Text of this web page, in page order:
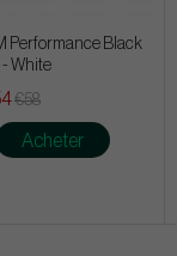
Performance Black
- White
€58
Acheter